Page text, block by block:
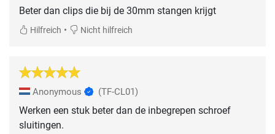
Beter dan clips die bij de 30mm stangen krijgt
Hilfreich • Nicht hilfreich
Anonymous (TF-CL01)
Werken een stuk beter dan de inbegrepen schroef
sluitingen.